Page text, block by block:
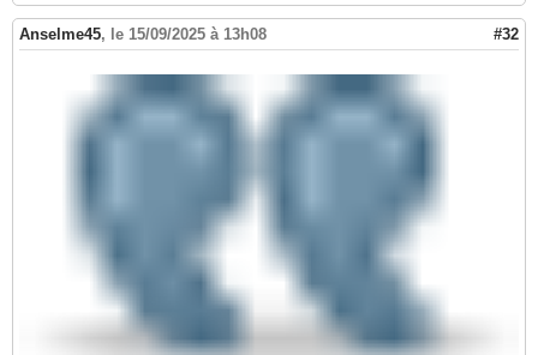
Anselme45, le 15/09/2025 à 13h08 #32